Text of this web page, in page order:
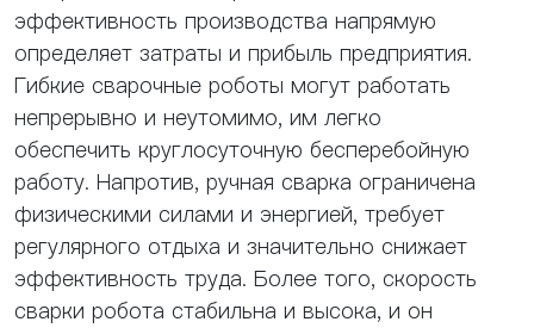
эффективность производства напрямую
определяет затраты и прибыль предприятия.
Гибкие сварочные роботы могут работать
непрерывно и неутомимо, им легко
обеспечить круглосуточную бесперебойную
работу. Напротив, ручная сварка ограничена
физическими силами и энергией, требует
регулярного отдыха и значительно снижает
эффективность труда. Более того, скорость
сварки робота стабильна и высока, и он